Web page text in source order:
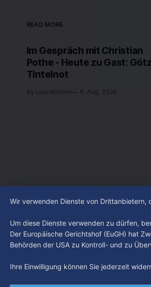
READ MORE
Im Gespräch mit Christian
Pothe - Heute zu Gast: Götz
Tintelnot
By Luca Kimmel 6. Aug. 2026
Wir verwenden Dienste von Drittanbietern,
Um diese Dienste verwenden zu dürfen,
Der Europäische Gerichtshof (EuGH) hat
Behörden der USA zu Kontroll- und zu
Ihre Einwilligung können Sie jederzeit